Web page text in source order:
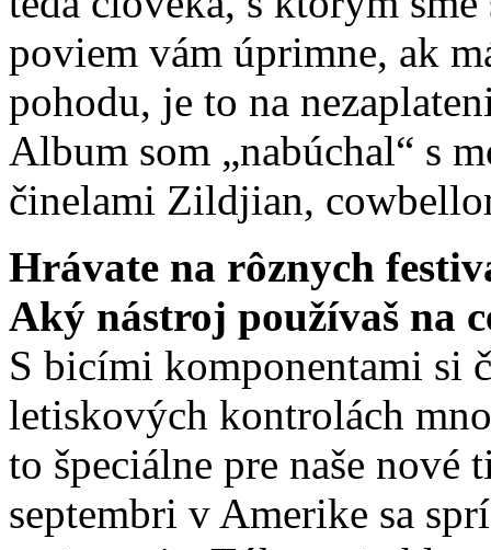
poviem vám úprimne, ak
pohodu, je to na
Album som „nabúchal“ s
činelami Zildjian,
Hrávate na rôznych
Aký nástroj používaš na
S bicími komponentami si
letiskových kontrolách
to špeciálne pre naše nové
septembri v Amerike sa